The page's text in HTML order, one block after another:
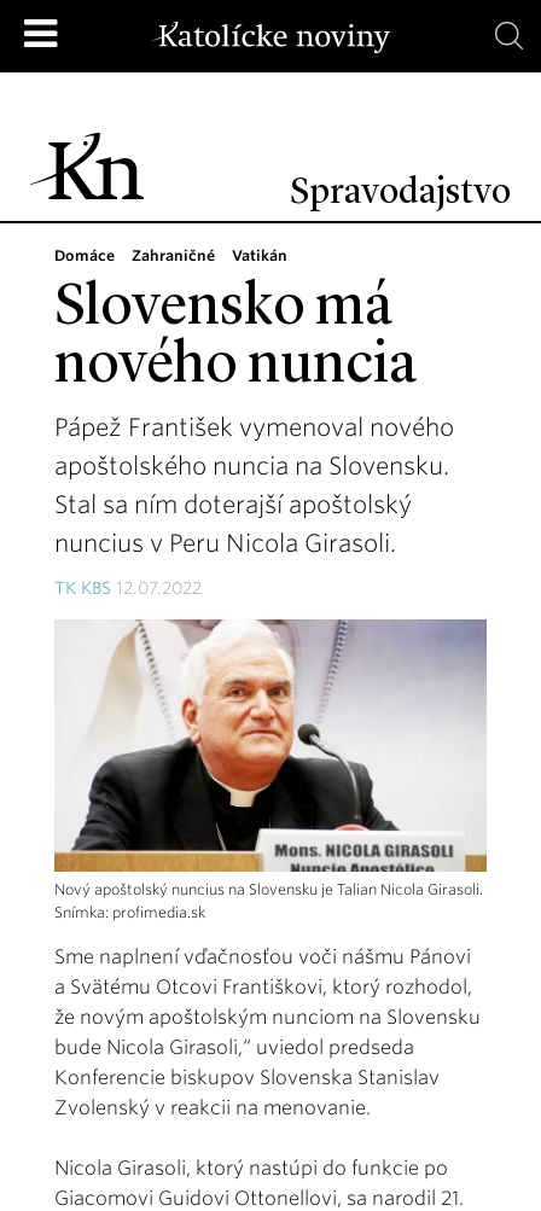
Spravodajstvo
Domáce Zahraničné Vatikán
Slovensko má
nového nuncia
Pápež František vymenoval nového
apoštolského nuncia na Slovensku.
Stal sa ním doterajší apoštolský
nuncius v Peru Nicola Girasoli.
TK KBS 12.07.2022
Nový apoštolský nuncius na Slovensku je Talian Nicola Girasoli.
Snímka: profimedia.sk
Sme naplnení vďačnosťou voči nášmu Pánovi
a Svätému Otcovi Františkovi, ktorý rozhodol,
že novým apoštolským nunciom na Slovensku
bude Nicola Girasoli,“ uviedol predseda
Konferencie biskupov Slovenska Stanislav
Zvolenský v reakcii na menovanie.
Nicola Girasoli, ktorý nastúpi do funkcie po
Giacomovi Guidovi Ottonellovi, sa narodil 21.